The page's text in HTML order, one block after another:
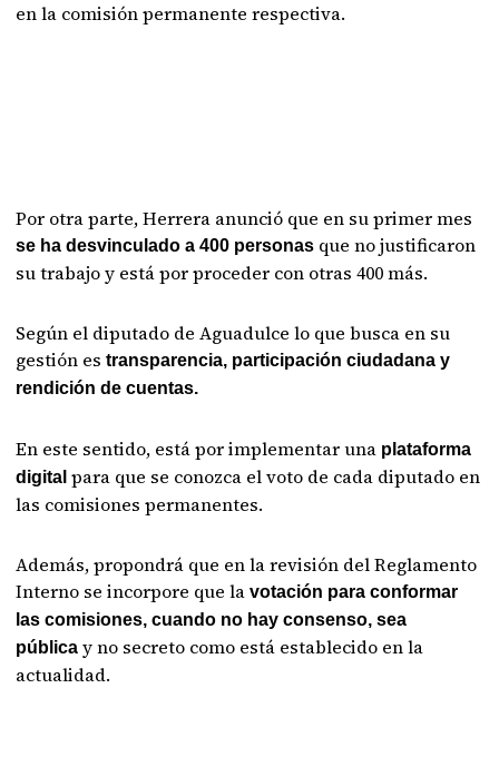
en la comisión permanente respectiva.
Por otra parte, Herrera anunció que en su primer mes
se ha desvinculado a 400 personas que no justificaron
su trabajo y está por proceder con otras 400 más.
Según el diputado de Aguadulce lo que busca en su
gestión estransparencia, participación ciudadana y
rendición de cuentas.
En este sentido, está por implementar una plataforma
digital para que se conozca el voto de cada diputado en
las comisiones permanentes.
Además, propondrá que en la revisión del Reglamento
Interno se incorpore que la votación para conformar
las comisiones, cuando no hay consenso, sea
públicay no secreto como está establecido en la
actualidad.